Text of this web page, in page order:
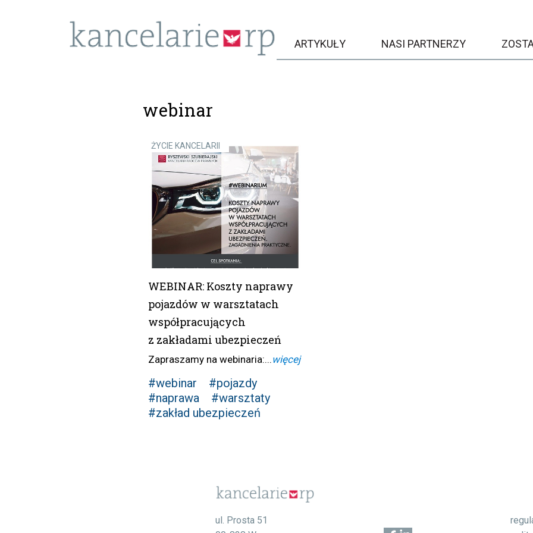
ARTYKUŁY NASI PARTNERZY
webinar
ŻYCIE KANCELARII
WEBINAR: Koszty naprawy
pojazdów w warsztatach
współpracujących
z zakładami ubezpieczeń
Zapraszamy na webinaria:...więcej
#webinar
#pojazdy
#naprawa
#warsztaty
#zakład ubezpieczeń
ul. Prosta 51